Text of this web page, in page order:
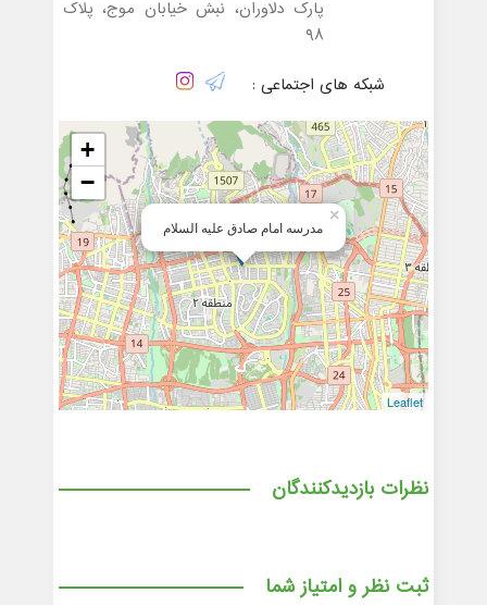
پارک دلاوران، نبش خیابان موج، پلاک
۹۸
شبکه های اجتماعی :
مدرسه امام صادق علیه السلام
×
+
−
Leaflet
نظرات بازدیدکنندگان
ثبت نظر و امتیاز شما